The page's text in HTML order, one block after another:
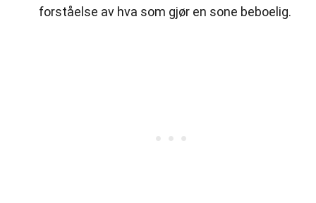
forståelse av hva som gjør en sone beboelig.